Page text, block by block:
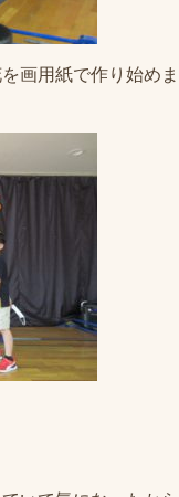
画用紙で作り始めま